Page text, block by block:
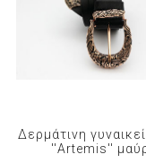
Δερμάτινη
''Artemis''